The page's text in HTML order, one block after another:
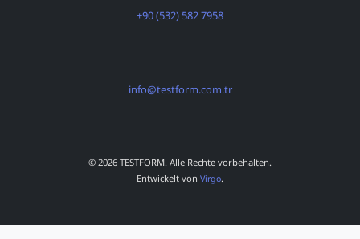
+90 (532) 582 7958
info@testform.com.tr
© 2026 TESTFORM. Alle Rechte vorbehalten.
Entwickelt von Virgo.